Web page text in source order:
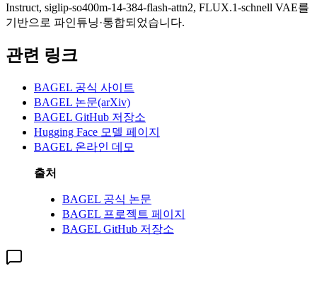
Instruct, siglip-so400m-14-384-flash-attn2, FLUX.1-schnell VAE를
기반으로 파인튜닝·통합되었습니다.
관련 링크
BAGEL 공식 사이트
BAGEL 논문(arXiv)
BAGEL GitHub 저장소
Hugging Face 모델 페이지
BAGEL 온라인 데모
출처
BAGEL 공식 논문
BAGEL 프로젝트 페이지
BAGEL GitHub 저장소